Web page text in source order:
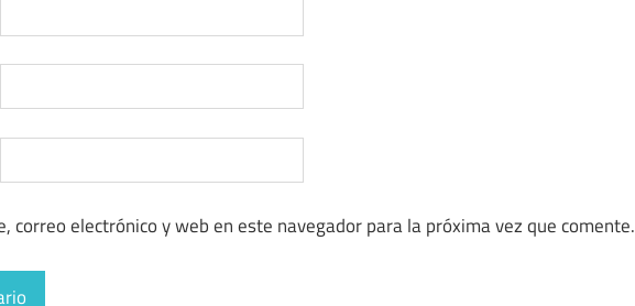
correo electrónico y web en este navegador para la próxima vez que comente.